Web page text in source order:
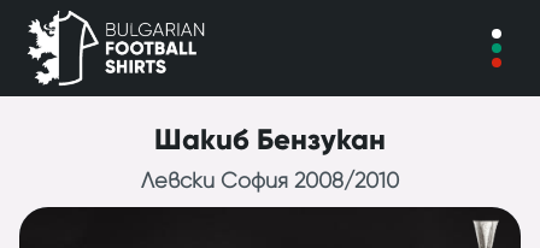
Шакиб Бензукан
Левски София 2008/2010